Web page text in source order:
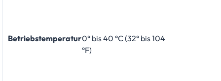
Betriebstemperatur0° bis 40 °C (32° bis 104
°F)